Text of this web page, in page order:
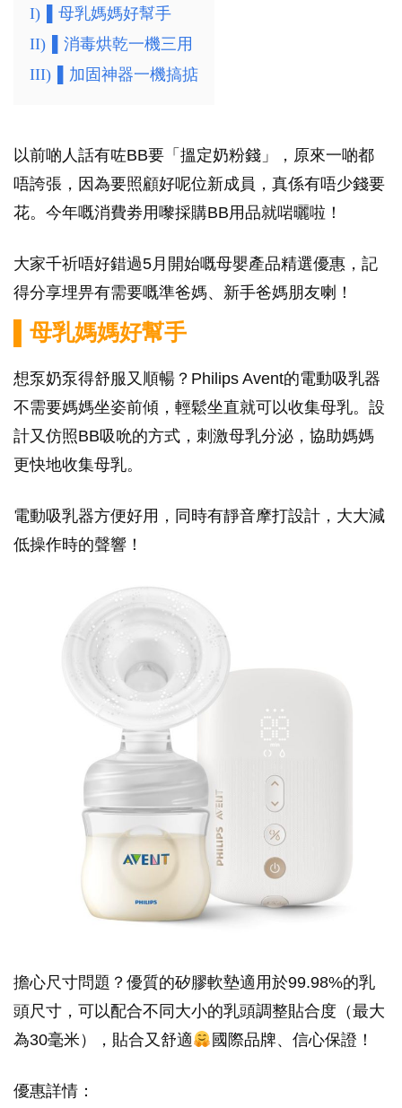
I)
▌母乳媽媽好幫手
II)
▌消毒烘乾一機三用
III)
▌加固神器一機搞掂
以前啲人話有咗BB要「搵定奶粉錢」，原來一啲都
唔誇張，因為要照顧好呢位新成員，真係有唔少錢要
花。今年嘅消費劵用嚟採購BB用品就啱曬啦！
大家千祈唔好錯過5月開始嘅母嬰產品精選優惠，記
得分享埋畀有需要嘅準爸媽、新手爸媽朋友喇！
▌母乳媽媽好幫手
想泵奶泵得舒服又順暢？Philips Avent的電動吸乳器
不需要媽媽坐姿前傾，輕鬆坐直就可以收集母乳。設
計又仿照BB吸吮的方式，刺激母乳分泌，協助媽媽
更快地收集母乳。
電動吸乳器方便好用，同時有靜音摩打設計，大大減
低操作時的聲響！
擔心尺寸問題？優質的矽膠軟墊適用於99.98%的乳
頭尺寸，可以配合不同大小的乳頭調整貼合度（最大
為30毫米），貼合又舒適
國際品牌、信心保證！
優惠詳情：